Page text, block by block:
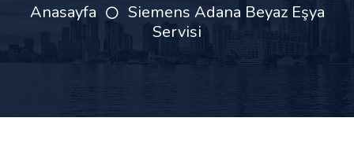
Anasayfa
Siemens Adana Beyaz Eşya
Servisi